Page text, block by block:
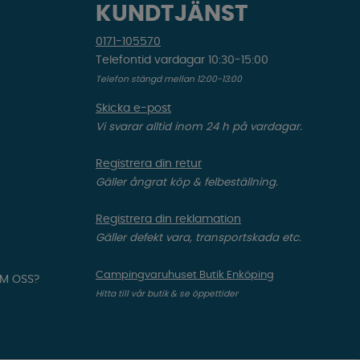
OSS?
KUNDTJÄNST
0171-105570
Telefontid vardagar 10:30-15:00
Telefon stängd mellan 12:00-13:00
Skicka e-post
Vi svarar alltid inom 24 h på vardagar.
Registrera din retur
Gäller ångrat köp & felbeställning.
Registrera din reklamation
Gäller defekt vara, transportskada etc.
Campingvaruhuset Butik Enköping
Hitta till vår butik & se öppettider